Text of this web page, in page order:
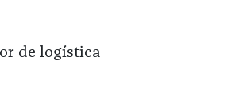
de logística